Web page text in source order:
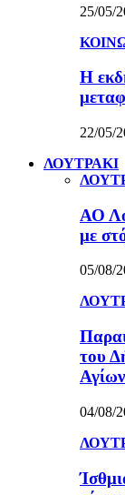
25/05/
Η
22/05/
ΛΟΥΤΡΑΚΙ
ΑΟ
με
05/08/
του
04/08/